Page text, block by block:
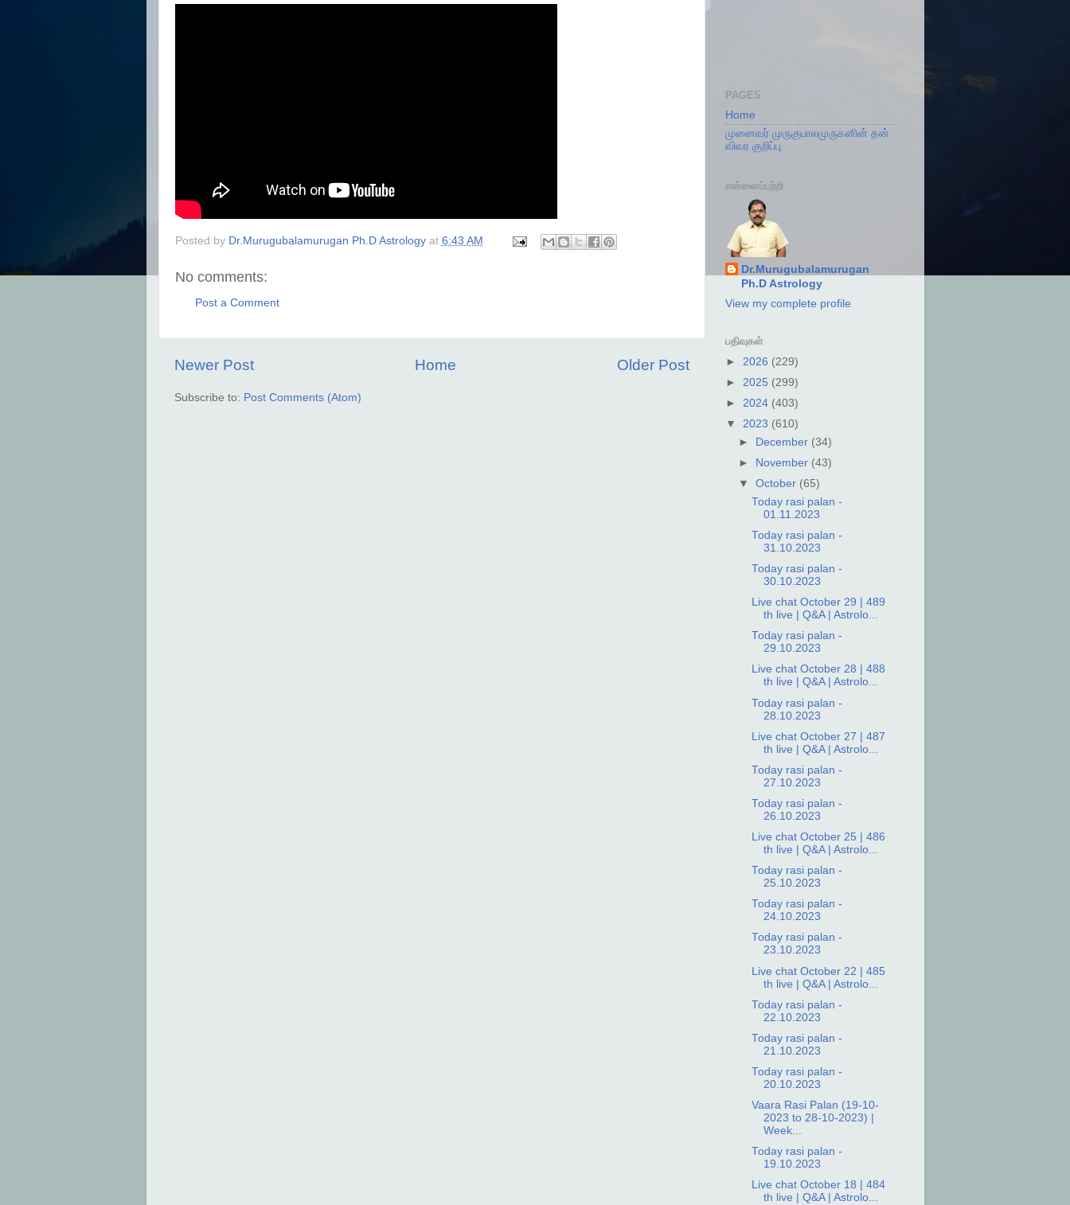
Posted by Dr.Murugubalamurugan Ph.D Astrology at 6:43 AM
No comments:
Post a Comment
Newer Post Older Post
Home
Subscribe to: Post Comments (Atom)
PAGES
Home
முனைவர் முருகுபாலமுருகனின் தன்
விவர குறிப்பு
என்னைப்பற்றி
Dr.Murugubalamurugan
Ph.D Astrology
View my complete profile
பதிவுகள்
► 2026 (229)
► 2025 (299)
► 2024 (403)
▼ 2023 (610)
►
December (34)
►
November (43)
▼ October (65)
Today rasi palan -
01.11.2023
Today rasi palan -
31.10.2023
Today rasi palan -
30.10.2023
Live chat October 29 | 489
th live | Q&A | Astrolo...
Today rasi palan -
29.10.2023
Live chat October 28 | 488
th live | Q&A | Astrolo...
Today rasi palan -
28.10.2023
Live chat October 27 | 487
th live | Q&A | Astrolo...
Today rasi palan -
27.10.2023
Today rasi palan -
26.10.2023
Live chat October 25 | 486
th live | Q&A | Astrolo...
Today rasi palan -
25.10.2023
Today rasi palan -
24.10.2023
Today rasi palan -
23.10.2023
Live chat October 22 | 485
th live | Q&A | Astrolo...
Today rasi palan -
22.10.2023
Today rasi palan -
21.10.2023
Today rasi palan -
20.10.2023
Vaara Rasi Palan (19-10-
2023 to 28-10-2023) |
Week...
Today rasi palan -
19.10.2023
Live chat October 18 | 484
th live | Q&A | Astrolo...